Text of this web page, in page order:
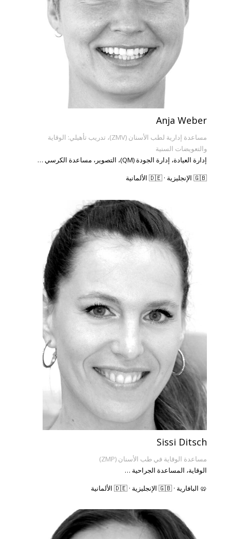
Anja Weber
مساعدة إدارية لطب الأسنان (ZMV)، تدريب تأهيلي: الوقاية
والتعويضات السنية
إدارة العيادة، إدارة الجودة (QM)، التصوير، مساعدة الكرسي …
🇬🇧 الإنجليزية · 🇩🇪 الألمانية
Sissi Ditsch
مساعدة الوقاية في طب الأسنان (ZMP)
الوقاية، المساعدة الجراحية …
🥨 البافارية · 🇬🇧 الإنجليزية · 🇩🇪 الألمانية